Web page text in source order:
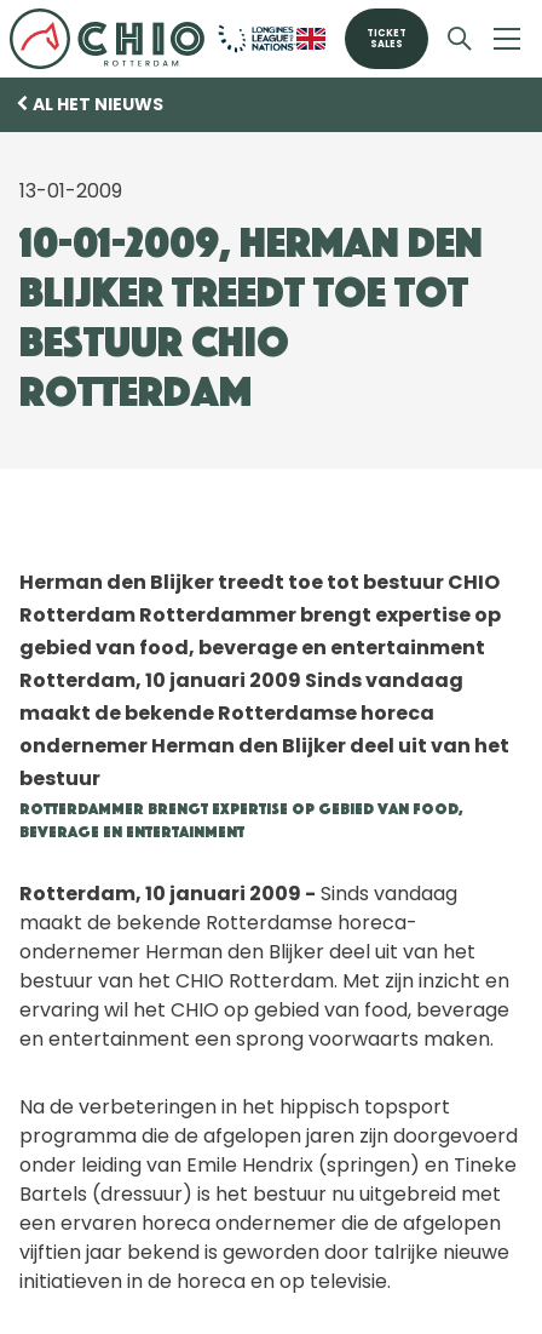
TICKET
SALES
AL HET NIEUWS
13-01-2009
10-01-2009, Herman den
Blijker treedt toe tot
bestuur CHIO
Rotterdam
Herman den Blijker treedt toe tot bestuur CHIO
Rotterdam Rotterdammer brengt expertise op
gebied van food, beverage en entertainment
Rotterdam, 10 januari 2009 Sinds vandaag
maakt de bekende Rotterdamse horeca
ondernemer Herman den Blijker deel uit van het
bestuur
Rotterdammer brengt expertise op gebied van food,
beverage en entertainment
Rotterdam, 10 januari 2009 - Sinds vandaag
maakt de bekende Rotterdamse horeca-
ondernemer Herman den Blijker deel uit van het
bestuur van het CHIO Rotterdam. Met zijn inzicht en
ervaring wil het CHIO op gebied van food, beverage
en entertainment een sprong voorwaarts maken.
Na de verbeteringen in het hippisch topsport
programma die de afgelopen jaren zijn doorgevoerd
onder leiding van Emile Hendrix (springen) en Tineke
Bartels (dressuur) is het bestuur nu uitgebreid met
een ervaren horeca ondernemer die de afgelopen
vijftien jaar bekend is geworden door talrijke nieuwe
initiatieven in de horeca en op televisie.